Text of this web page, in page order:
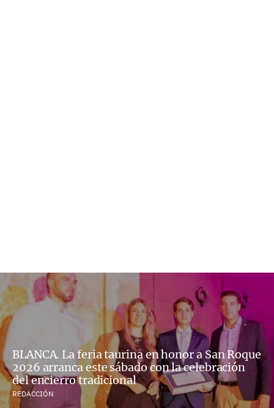
BLANCA. La feria taurina en honor a San Roque
2026 arranca este sábado con la celebración
del encierro tradicional
REDACCIÓN